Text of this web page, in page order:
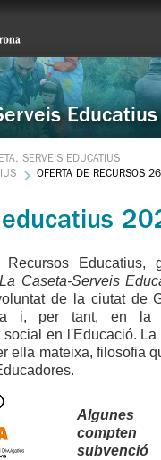
Educatius
SERVEIS EDUCATIUS
OFERTA DE RECURSOS
educatius
Educatius,
La Caseta-Serveis
de la ciutat de
i, per tant, en
en l'Educació. La
ella mateixa, filosofia
Algunes